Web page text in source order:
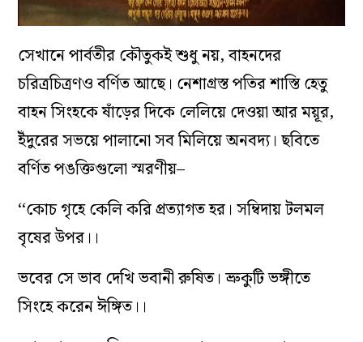
সেখানে পার্বতীর কৌতুকই শুধু নয়, বাহনদের
চরিত্রচিত্রণও বর্ণিত আছে। নেশাগ্রস্ত পতির শাস্তি হেতু
বাহন সিংহকে ষাঁড়ের দিকে লেলিয়ে দেওয়া আর ময়ূর,
ইঁদুরের সভয়ে পালানো সব মিলিয়ে অনবদ্য। ছবিতে
বর্ণিত পঙক্তিগুলো স্মরণীয়–
‘‘কোচ গৃহে কেলি করি প্রত্যাগত হর। সম্বিদায় টলমল
বৃষের উপর।।
ভবের সে ভাব দেখি ভবানী রুষিত। ভ্রুকুটি ভঙ্গীতে
সিংহে করেন ঈঙ্গিত।।